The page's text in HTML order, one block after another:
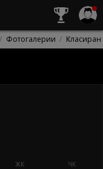
Фотогалерии
ЖК ЧК